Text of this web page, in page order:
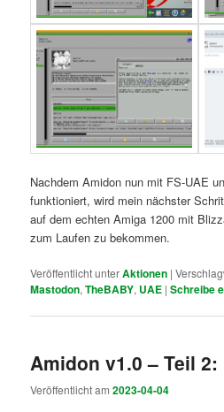
Nachdem Amidon nun mit FS-UAE
funktioniert, wird mein nächster
auf dem echten Amiga 1200 mit
zum Laufen zu bekommen.
Veröffentlicht unterAktionen |
Mastodon,TheBABY, UAE |Schreibe
Amidon v1.0 – Teil 2:
Veröffentlicht am2023-04-04